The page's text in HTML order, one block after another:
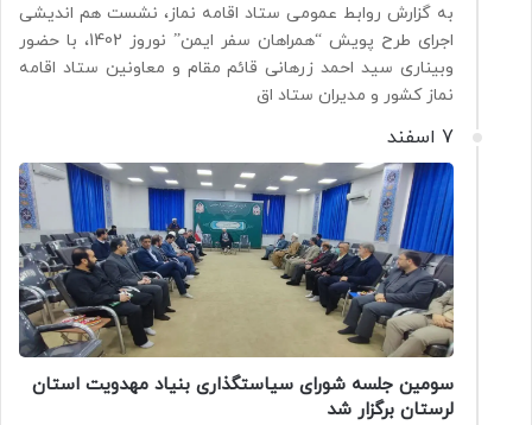
به گزارش روابط عمومی ستاد اقامه نماز، نشست هم اندیشی
اجرای طرح پویش “همراهان سفر ایمن” نوروز 1402، با حضور
وبیناری سید احمد زرهانی قائم مقام و معاونین ستاد اقامه
نماز کشور و مدیران ستاد اق
7 اسفند
سومین جلسه شورای سیاستگذاری بنیاد مهدویت استان
لرستان برگزار شد